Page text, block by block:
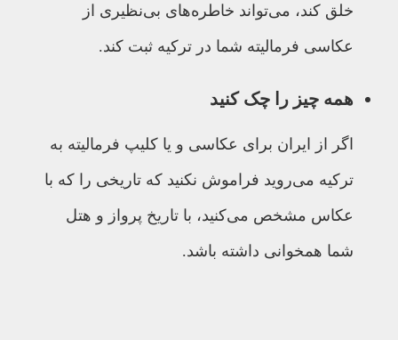
خلق کند، می‌تواند خاطره‌های بی‌نظیری از
عکاسی فرمالیته شما در ترکیه ثبت کند.
همه چیز را چک کنید
اگر از ایران برای عکاسی و یا کلیپ فرمالیته به
ترکیه می‌‌روید فراموش نکنید که تاریخی را که با
عکاس مشخص می‌کنید، با تاریخ پرواز و هتل
شما همخوانی داشته باشد.